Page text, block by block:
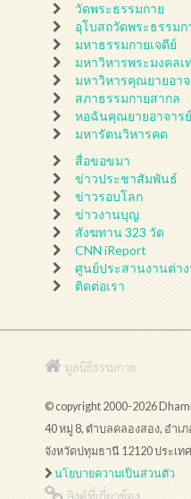
วัดพระธรรมกาย
อุโบสถวัดพระธรรมก
มหาธรรมกายเจดีย์
มหาวิหารพระมงคลเ
มหาวิหารคุณยายอาจ
สภาธรรมกายสากล
หอฉันคุณยายอาจารย์
มหารัตนวิหารคด
สื่อขอขมา
ข่าวประชาสัมพันธ์
ข่าวรอบโลก
ข่าวงานบุญ
สังฆทาน 323 วัด
CNN iReport
ศูนย์ประสานงานต่าง
ติดต่อเรา
มูลนิธิธรรมกาย
© copyright 2000-2026
40 หมู่ 8, ตำบลคลองสอง, อำเ
จังหวัดปทุมธานี 12120 ประเท
นโยบายความเป็นส่วนตัว